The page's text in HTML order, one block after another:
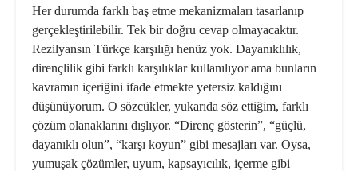
Her durumda farklı baş etme mekanizmaları tasarlanıp
gerçekleştirilebilir. Tek bir doğru cevap olmayacaktır.
Rezilyansın Türkçe karşılığı henüz yok. Dayanıklılık,
dirençlilik gibi farklı karşılıklar kullanılıyor ama bunların
kavramın içeriğini ifade etmekte yetersiz kaldığını
düşünüyorum. O sözcükler, yukarıda söz ettiğim, farklı
çözüm olanaklarını dışlıyor. “Direnç gösterin”, “güçlü,
dayanıklı olun”, “karşı koyun” gibi mesajları var. Oysa,
yumuşak çözümler, uyum, kapsayıcılık, içerme gibi